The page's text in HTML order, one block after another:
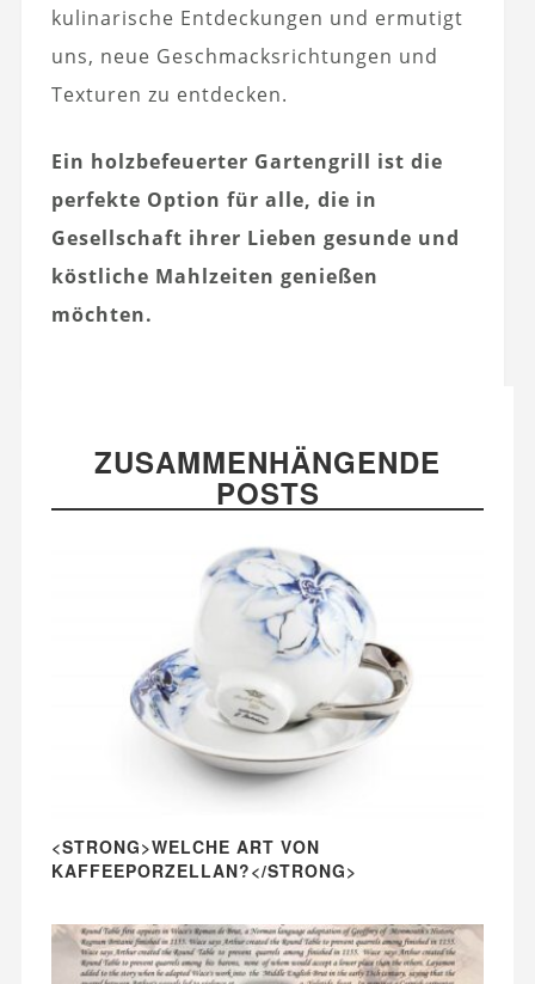
kulinarische Entdeckungen und ermutigt
uns, neue Geschmacksrichtungen und
Texturen zu entdecken.
Ein holzbefeuerter Gartengrill ist die
perfekte Option für alle, die in
Gesellschaft ihrer Lieben gesunde und
köstliche Mahlzeiten genießen
möchten.
ZUSAMMENHÄNGENDE
POSTS
<STRONG>WELCHE ART VON
KAFFEEPORZELLAN?</STRONG>